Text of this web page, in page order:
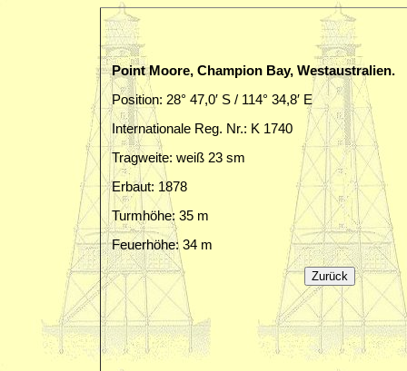
Point Moore, Champion Bay, Westaustralien.
Position: 28° 47,0′ S / 114° 34,8′ E
Internationale Reg. Nr.: K 1740
Tragweite: weiß 23 sm
Erbaut: 1878
Turmhöhe: 35 m
Feuerhöhe: 34 m